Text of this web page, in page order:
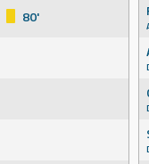
80'